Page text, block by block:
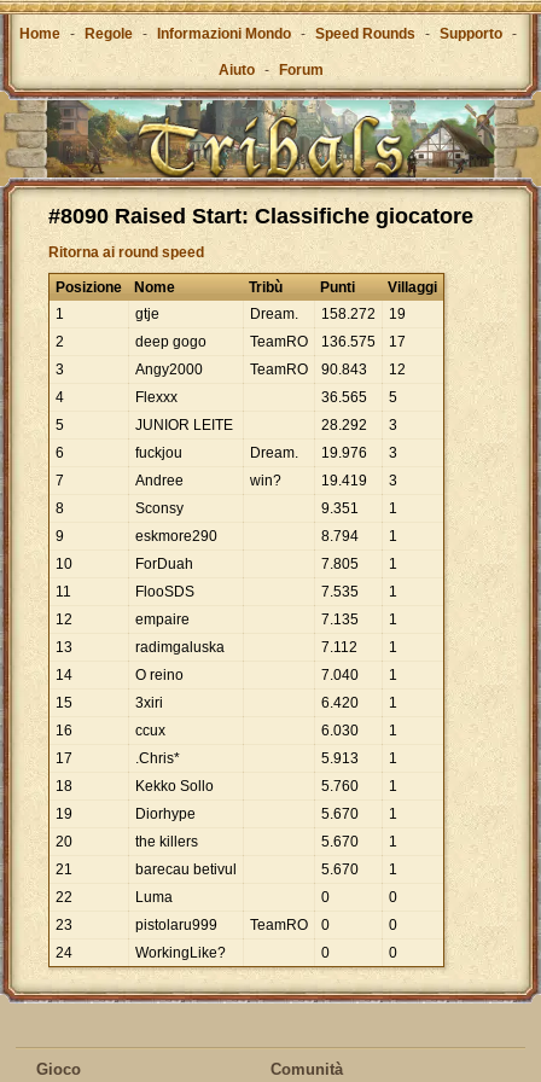
Home - Regole - Informazioni Mondo - Speed Rounds - Supporto -
Aiuto - Forum
#8090 Raised Start: Classifiche giocatore
Ritorna ai round speed
Posizione Nome Tribù Punti
Villaggi
1
gtje Dream. 158.272
19
2
deep gogo TeamRO 136.575
17
3
Angy2000 TeamRO 90.843
12
4
Flexxx 36.565
5
5
JUNIOR LEITE 28.292
3
6
fuckjou Dream. 19.976
3
7
Andree win? 19.419
3
8
Sconsy 9.351
1
9
eskmore290 8.794
1
10
ForDuah 7.805
1
11
FlooSDS 7.535
1
12
empaire 7.135
1
13
radimgaluska 7.112
1
14
O reino 7.040
1
15
3xiri 6.420
1
16
ccux 6.030
1
17
.Chris* 5.913
1
18
Kekko Sollo 5.760
1
19
Diorhype 5.670
1
20
the killers 5.670
1
21
barecau betivul 5.670
1
22
Luma 0
0
23
pistolaru999 TeamRO 0
0
24
WorkingLike? 0 0
Gioco Comunità